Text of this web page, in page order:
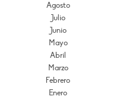
Agosto
Julio
Junio
Mayo
Abril
Marzo
Febrero
Enero